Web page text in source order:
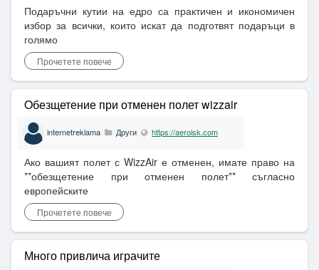
Подаръчни кутии на едро са практичен и икономичен
избор за всички, които искат да подготвят подаръци в
голямо
Прочетете повече
Oбезщетение при отменен полет wizzair
internetreklama Други https://aeroisk.com
Ако вашият полет с WizzAir е отменен, имате право на
**обезщетение при отменен полет** съгласно
европейските
Прочетете повече
Много привлича играчите